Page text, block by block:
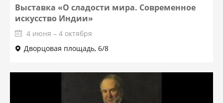
Выставка «О сладости мира. Современное
искусство Индии»
4 июня – 4 октября
Дворцовая площадь, 6/8